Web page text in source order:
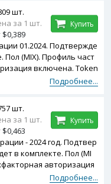
01.2024. Подтвержде
Пол (MIX). Профиль част
включена. Token
Подробнее...
шт.
за 1 шт.
$0,389
Купить
- 2024 год. Подтвер
в комплекте. Пол (MI
авторизация
с MIX ip.
Подробнее...
шт.
за 1 шт.
$0,463
Купить